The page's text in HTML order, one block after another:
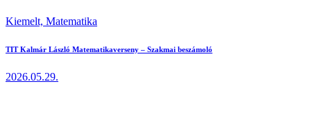
Kiemelt, Matematika
TIT Kalmár László Matematikaverseny – Szakmai beszámoló
2026.05.29.